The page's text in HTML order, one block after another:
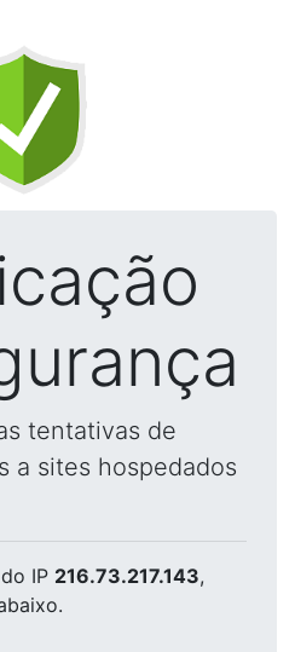
tentativas de
a sites hospedados
do IP 216.73.217.143,